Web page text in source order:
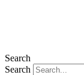
Search
Search